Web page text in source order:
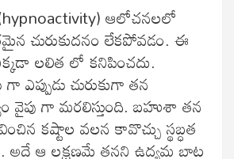
ఆలోచనలలో
చురుకుదనం లేకపోవడం. ఈ
లలిత లో కనిపించదు.
గా ఎప్పుడు చురుకుగా తన
వైపు గా మరలిస్తుంది. బహుశా తన
కష్టాల వలన కావొచ్చు స్థబ్ధత
అదే ఆ లక్షణమే తనని ఉద్యమ బాట